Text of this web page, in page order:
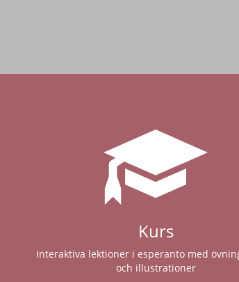
Kurs
Interaktiva lektioner i esperanto med
och illustrationer